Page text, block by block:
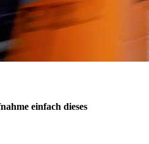
einfach dieses